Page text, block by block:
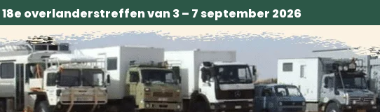
18e overlanderstreffen van 3 – 7 september 2026